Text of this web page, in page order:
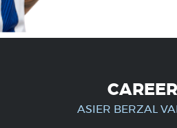
CAREER
ASIER BERZAL